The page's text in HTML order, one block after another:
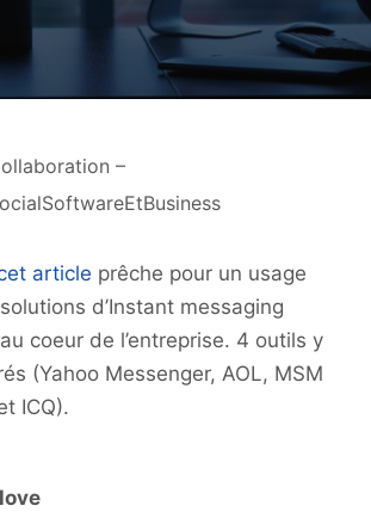
–
article prêche pour un usage
d’Instant messaging
coeur de l’entreprise. 4 outils y
(Yahoo Messenger, AOL, MSM
ICQ).